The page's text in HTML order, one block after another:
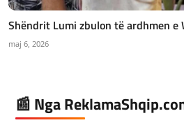
Shëndrit Lumi zbulon të ardhmen e
maj 6, 2026
📰 Nga